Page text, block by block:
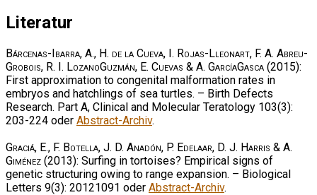
Literatur
Bárcenas-Ibarra, A., H. de la Cueva, I. Rojas-Lleonart, F. A. Abreu-
Grobois, R. I. LozanoGuzmán, E. Cuevas & A. GarcíaGasca (2015):
First approximation to congenital malformation rates in
embryos and hatchlings of sea turtles. – Birth Defects
Research. Part A, Clinical and Molecular Teratology 103(3):
203-224 oder Abstract-Archiv.
Graciá, E., F. Botella, J. D. Anadón, P. Edelaar, D. J. Harris & A.
Giménez (2013): Surfing in tortoises? Empirical signs of
genetic structuring owing to range expansion. – Biological
Letters 9(3): 20121091 oder Abstract-Archiv.